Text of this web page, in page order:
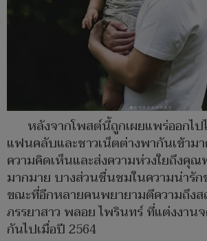
หลังจากโพสต์นี้ถูกเผยแพร่ออกไ
แฟนคลับและชาวเน็ตต่างพากันเข้าม
ความคิดเห็นและส่งความห่วงใยถึงคุ
มากมาย บางส่วนชื่นชมในความน่ารั
ขณะที่อีกหลายคนพยายามตีความถึงส
ภรรยาสาว พลอย ไพรินทร์ ที่แต่งงาน
กันไปเมื่อปี 2564